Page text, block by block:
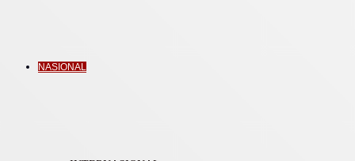
NASIONAL